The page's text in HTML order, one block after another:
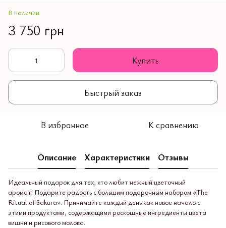
В наличии
3 750 грн
Купить
Быстрый заказ
В избранное К сравнению
Описание Характеристики Отзывы
Идеальный подарок для тех, кто любит нежный цветочный
аромат! Подарите радость с большим подарочным набором «The
Ritual of Sakura». Принимайте каждый день как новое начало с
этими продуктами, содержащими роскошные ингредиенты цвета
вишни и рисового молока.